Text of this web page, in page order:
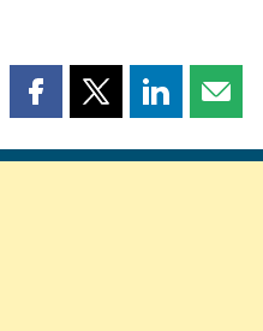
Partager
page
Partager
page
Partager
page page